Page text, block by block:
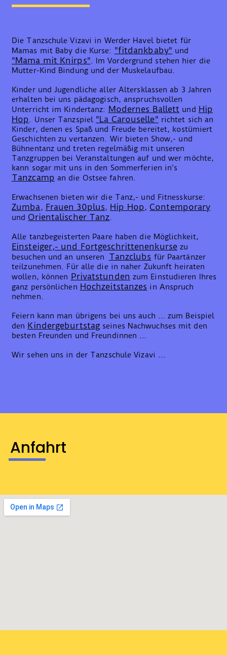
Die Tanzschule Vizavi in Werder Havel bietet für
Mamas mit Baby die Kurse: "fitdankbaby" und
"Mama mit Knirps". Im Vordergrund stehen hier die
Mutter-Kind Bindung und der Muskelaufbau.
Kinder und Jugendliche aller Altersklassen ab 3 Jahren
erhalten bei uns pädagogisch, anspruchsvollen
Unterricht im Kindertanz: Modernes Ballett und Hip
Hop. Unser Tanzspiel "La Carouselle" richtet sich an
Kinder, denen es Spaß und Freude bereitet, kostümiert
Geschichten zu vertanzen. Wir bieten Show,- und
Bühnentanz und treten regelmäßig mit unseren
Tanzgruppen bei Veranstaltungen auf und wer möchte,
kann sogar mit uns in den Sommerferien in’s
Tanzcamp an die Ostsee fahren.
Erwachsenen bieten wir die Tanz,- und Fitnesskurse:
Zumba , Frauen 30plus, Hip Hop, Contemporary
und Orientalischer Tanz.
Alle tanzbegeisterten Paare haben die Möglichkeit,
Einsteiger,- und Fortgeschrittenenkursezu
besuchen und an unseren Tanzclubs für Paartänzer
teilzunehmen. Für alle die in naher Zukunft heiraten
wollen, können Privatstunden zum Einstudieren Ihres
ganz persönlichen Hochzeitstanzes in Anspruch
nehmen.
Feiern kann man übrigens bei uns auch … zum Beispiel
den Kindergeburtstagseines Nachwuchses mit den
besten Freunden und Freundinnen …
Wir sehen uns in der Tanzschule Vizavi ...
Anfahrt